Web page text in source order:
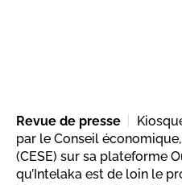
Revue de presse
par le Conseil
(CESE) sur sa plateforme
qu’Intelaka est de loin le